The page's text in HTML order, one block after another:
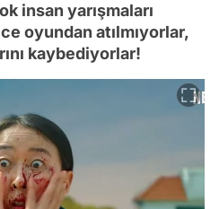
insan yarışmaları
oyundan atılmıyorlar,
kaybediyorlar!